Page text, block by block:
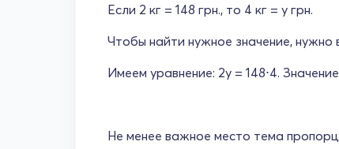
Если 2 кг = 148 грн., то 4 кг = y грн.
Чтобы найти нужное значение, нужно
Имеем уравнение: 2y = 148⋅4.
Не менее важное место тема